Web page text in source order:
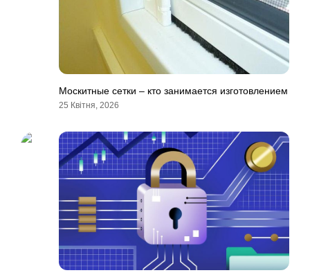
Москитные сетки – кто занимается изготовлением
25 Квітня, 2026